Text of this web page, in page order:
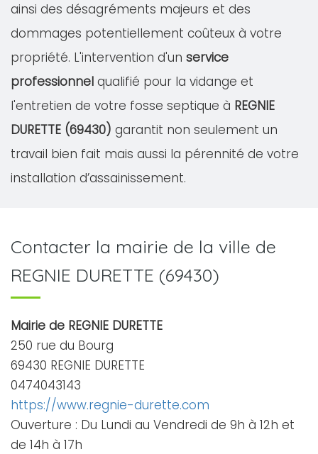
ainsi des désagréments majeurs et des
dommages potentiellement coûteux à votre
propriété. L'intervention d'un service
professionnel qualifié pour la vidange et
l'entretien de votre fosse septique à REGNIE
DURETTE (69430) garantit non seulement un
travail bien fait mais aussi la pérennité de votre
installation d’assainissement.
Contacter la mairie de la ville de
REGNIE DURETTE (69430)
Mairie de REGNIE DURETTE
250 rue du Bourg
69430 REGNIE DURETTE
0474043143
https://www.regnie-durette.com
Ouverture : Du Lundi au Vendredi de 9h à 12h et
de 14h à 17h